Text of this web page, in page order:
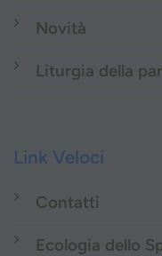
Novità
Liturgia della
Link Veloci
Contatti
Ecologia dello